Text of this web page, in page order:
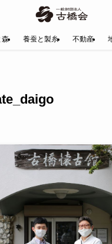
森 養蚕と製糸 不動産